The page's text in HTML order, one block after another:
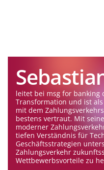
leitet bei msg for banking
Transformation und ist
mit dem
bestens vertraut. Mit
moderner
tiefen Verständnis für
Geschäftsstrategien
Zahlungsverkehr
Wettbewerbsvorteile zu